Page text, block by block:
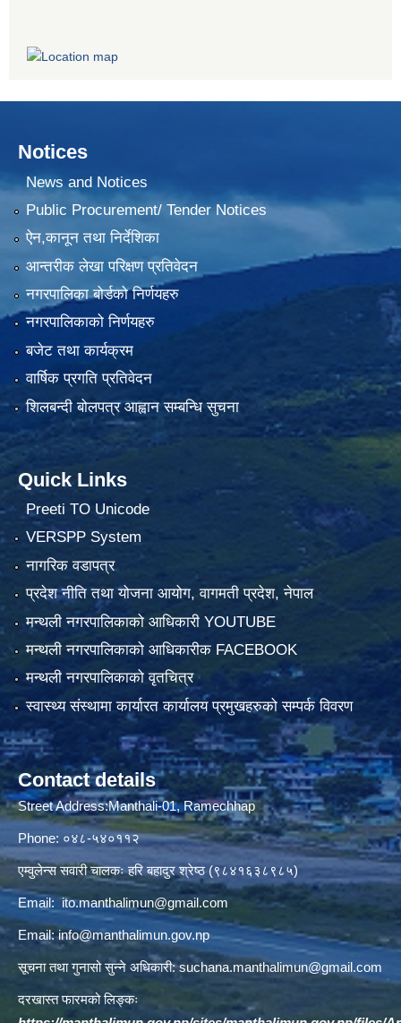
Notices
News and Notices
Public Procurement/ Tender Notices
ऐन,कानून तथा निर्देशिका
आन्तरीक लेखा परिक्षण प्रतिवेदन
नगरपालिका बोर्डको निर्णयहरु
नगरपालिकाको निर्णयहरु
बजेट तथा कार्यक्रम
वार्षिक प्रगति प्रतिवेदन
शिलबन्दी बोलपत्र आह्वान सम्बन्धि सुचना
Quick Links
Preeti TO Unicode
VERSPP System
नागरिक वडापत्र
प्रदेश नीति तथा योजना आयोग, वागमती प्रदेश, नेपाल
मन्थली नगरपालिकाको आधिकारी YOUTUBE
मन्थली नगरपालिकाको आधिकारीक FACEBOOK
मन्थली नगरपालिकाको वृतचित्र
स्वास्थ्य संस्थामा कार्यारत कार्यालय प्रमुखहरुको सम्पर्क विवरण
Contact details
Street Address:Manthali-01, Ramechhap
Phone: ०४८-५४०११२
एम्वुलेन्स सवारी चालकः हरि बहादुर श्रेष्ठ (९८४१६३८९८५)
Email:ito.manthalimun@gmail.com
Email:info@manthalimun.gov.np
सूचना तथा गुनासो सुन्ने अधिकारी:suchana.manthalimun@gmail.com
दरखास्त फारमको लिङ्कः